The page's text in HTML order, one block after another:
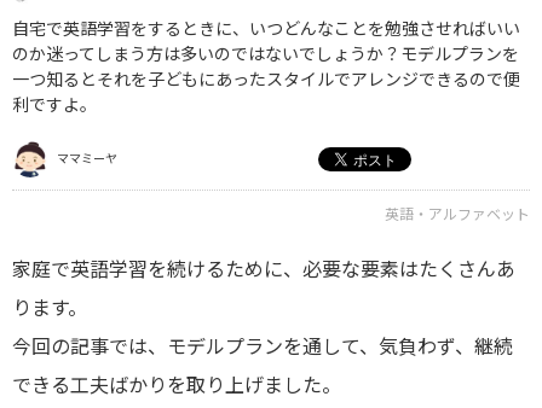
自宅で英語学習をするときに、いつどんなことを勉強させればいい
のか迷ってしまう方は多いのではないでしょうか？モデルプランを
一つ知るとそれを子どもにあったスタイルでアレンジできるので便
利ですよ。
ママミーヤ
英語・アルファベット
家庭で英語学習を続けるために、必要な要素はたくさんあ
ります。
今回の記事では、モデルプランを通して、気負わず、継続
できる工夫ばかりを取り上げました。